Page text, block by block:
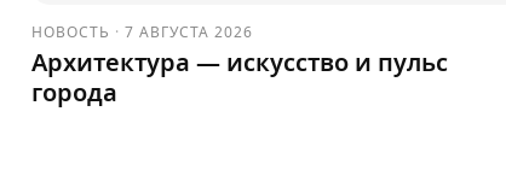
НОВОСТЬ ·7 АВГУСТА 2026
Архитектура — искусство и пульс
города